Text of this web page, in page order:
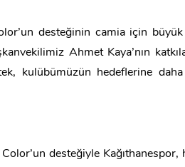
desteğinin camia için
Ahmet Kaya’nın
kulübümüzün hedeflerine
desteğiyle Kağıthanespor,